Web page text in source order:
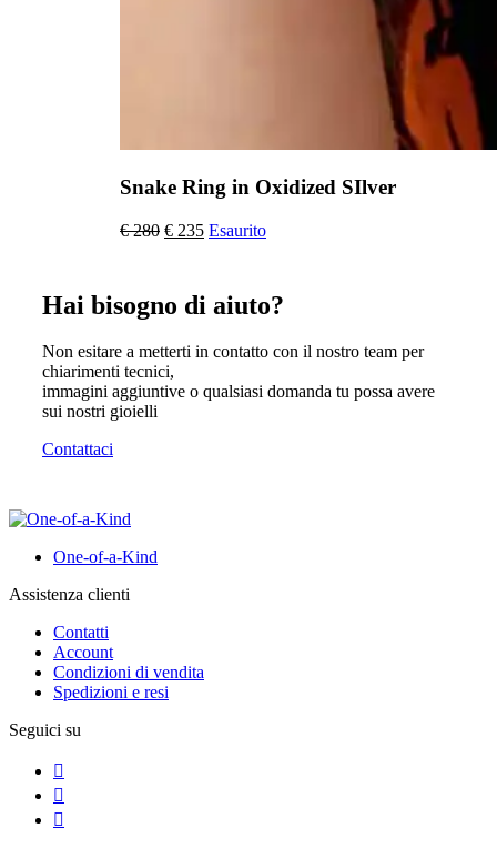
Snake Ring in Oxidized SIlver
€280 Il
€ 280.
€ 235Il
€ 235.
Esaurito
Hai bisogno di aiuto?
Non esitare a metterti in contatto con il nostro team per
chiarimenti tecnici,
immagini aggiuntive o qualsiasi domanda tu possa avere
sui nostri gioielli
Contattaci
One-of-a-Kind
Assistenza clienti
Contatti
Account
Condizioni di vendita
Spedizioni e resi
Seguici su